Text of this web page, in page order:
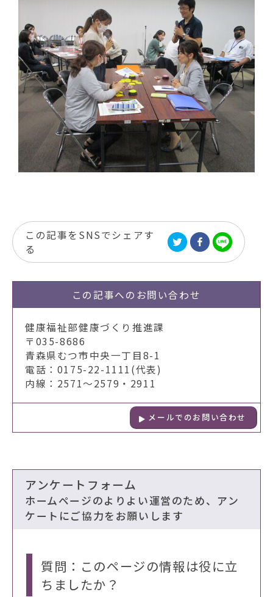
この記事をSNSでシェアす
る
この記事への お問い合わせ
健康福祉部健康づくり推進課
〒035-8686
青森県むつ市中央一丁目8-1
電話：0175-22-1111(代表)
内線：2571～2579・2911
メールでのお問い合わせ
アンケートフォーム
ホームページのよりよい運営のため、アン
ケートにご協力をお願いします
質問：このページの情報は役に立
ちましたか？